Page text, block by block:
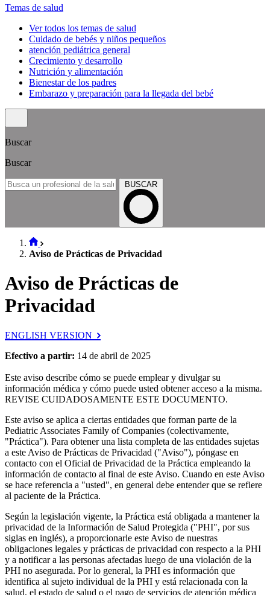
Temas de salud
Ver todos los temas de salud
Cuidado de bebés y niños pequeños
atención pediátrica general
Crecimiento y desarrollo
Nutrición y alimentación
Bienestar de los padres
Embarazo y preparación para la llegada del bebé
Buscar
Buscar
BUSCAR
Aviso de Prácticas de Privacidad
Aviso de Prácticas de
Privacidad
ENGLISH VERSION
Efectivo a partir: 14 de abril de 2025
Este aviso describe cómo se puede emplear y divulgar su
información médica y cómo puede usted obtener acceso a la misma.
REVISE CUIDADOSAMENTE ESTE DOCUMENTO.
Este aviso se aplica a ciertas entidades que forman parte de la
Pediatric Associates Family of Companies (colectivamente,
"Práctica"). Para obtener una lista completa de las entidades sujetas
a este Aviso de Prácticas de Privacidad ("Aviso"), póngase en
contacto con el Oficial de Privacidad de la Práctica empleando la
información de contacto al final de este Aviso. Cuando en este Aviso
se hace referencia a "usted", en general debe entender que se refiere
al paciente de la Práctica.
Según la legislación vigente, la Práctica está obligada a mantener la
privacidad de la Información de Salud Protegida ("PHI", por sus
siglas en inglés), a proporcionarle este Aviso de nuestras
obligaciones legales y prácticas de privacidad con respecto a la PHI
y a notificar a las personas afectadas luego de una violación de la
PHI no asegurada. Por lo general, la PHI es información que
identifica al sujeto individual de la PHI y está relacionada con la
salud, el estado de salud o el pago de servicios de atención médica